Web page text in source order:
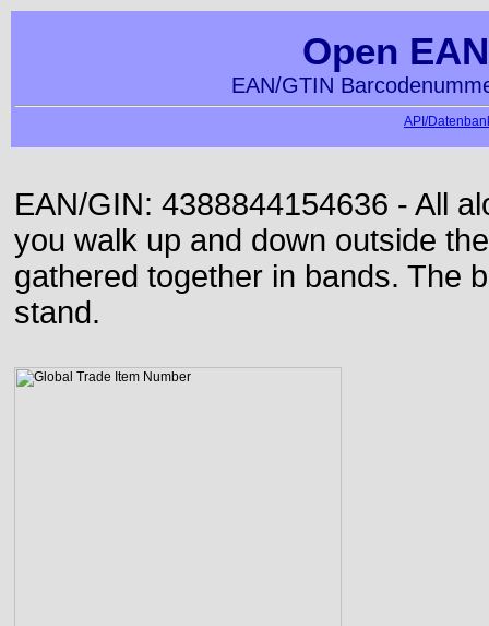
Open
EAN/GTIN
API/
EAN/GIN: 4388844154636 - All
you walk up and down outside
gathered together in bands. The
stand.